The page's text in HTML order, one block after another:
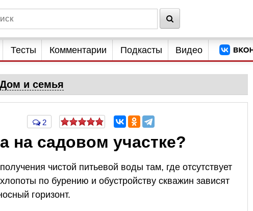
Тесты Комментарии Подкасты Видео
Дом и семья
2
на садовом участке?
чистой питьевой воды там, где отсутствует
по бурению и обустройству скважин зависят
горизонт.